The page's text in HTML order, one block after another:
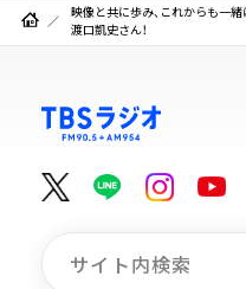
映像と共に歩み、これからも一
渡口凱史さん！